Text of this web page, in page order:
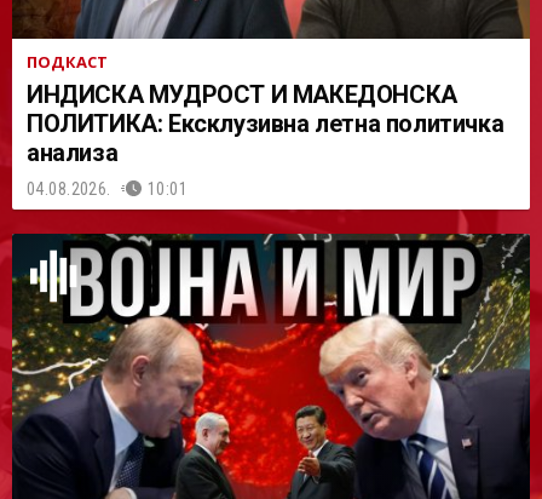
ПОДКАСТ
ИНДИСКА МУДРОСТ И МАКЕДОНСКА
ПОЛИТИКА: Ексклузивна летна политичка
анализа
04.08.2026. 10:01